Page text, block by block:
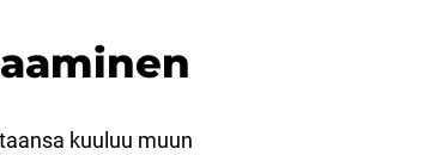
kuuluu muun